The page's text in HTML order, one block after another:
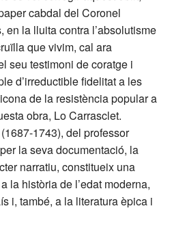
cabdal del Coronel
en la lluita contra l’absolutisme
que vivim, cal ara
seu testimoni de coratge i
d’irreductible fidelitat a les
de la resistència popular a
obra, Lo Carrasclet.
1743), del professor
la seva documentació, la
narratiu, constitueix una
la història de l’edat moderna,
i, també, a la literatura èpica i